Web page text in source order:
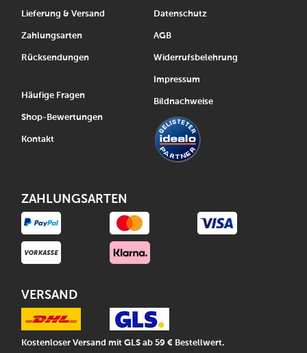
Lieferung & Versand
Zahlungsarten
Rücksendungen
Häufige Fragen
Shop-Bewertungen
Kontakt
Datenschutz
AGB
Widerrufsbelehrung
Impressum
Bildnachweise
ZAHLUNGSARTEN
VERSAND
Kostenloser Versand mit GLS ab 59 € Bestellwert.